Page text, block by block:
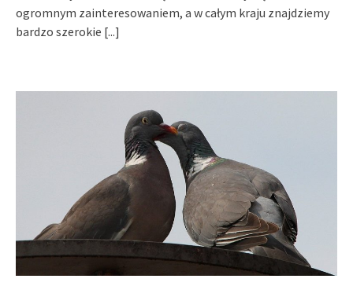
ogromnym zainteresowaniem, a w całym kraju znajdziemy
bardzo szerokie [...]